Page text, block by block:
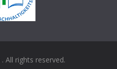
. All rights reserved.